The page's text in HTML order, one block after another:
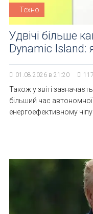
Техно
Удвічі більше
Dynamic Island:
01.08.2026 в 21:20 117
Також у звіті
більший час
енергоефективному чіпу